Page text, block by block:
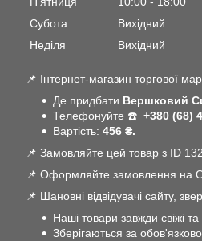
Субота
Вихідний
Неділя
Вихідний
📌 Інтернет-магазин торгової
Де придбати Вершковий
Телефонуйте ☎️ +380 (68)
Вартість: 456 ₴.
📌 Замовляйте цей товар з ID
📌 Оформляйте замовлення на
📌 Шановні відвідувачі сайту,
Наші товари завжди свіжі та
Зберігаються за